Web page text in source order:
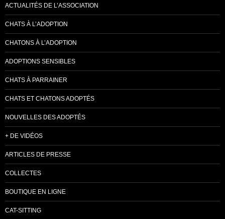
ACTUALITÉS DE L’ASSOCIATION
CHATS À L’ADOPTION
CHATONS À L’ADOPTION
ADOPTIONS SENSIBLES
CHATS À PARRAINER
CHATS ET CHATONS ADOPTÉS
NOUVELLES DES ADOPTÉS
+ DE VIDÉOS
ARTICLES DE PRESSE
COLLECTES
BOUTIQUE EN LIGNE
CAT-SITTING